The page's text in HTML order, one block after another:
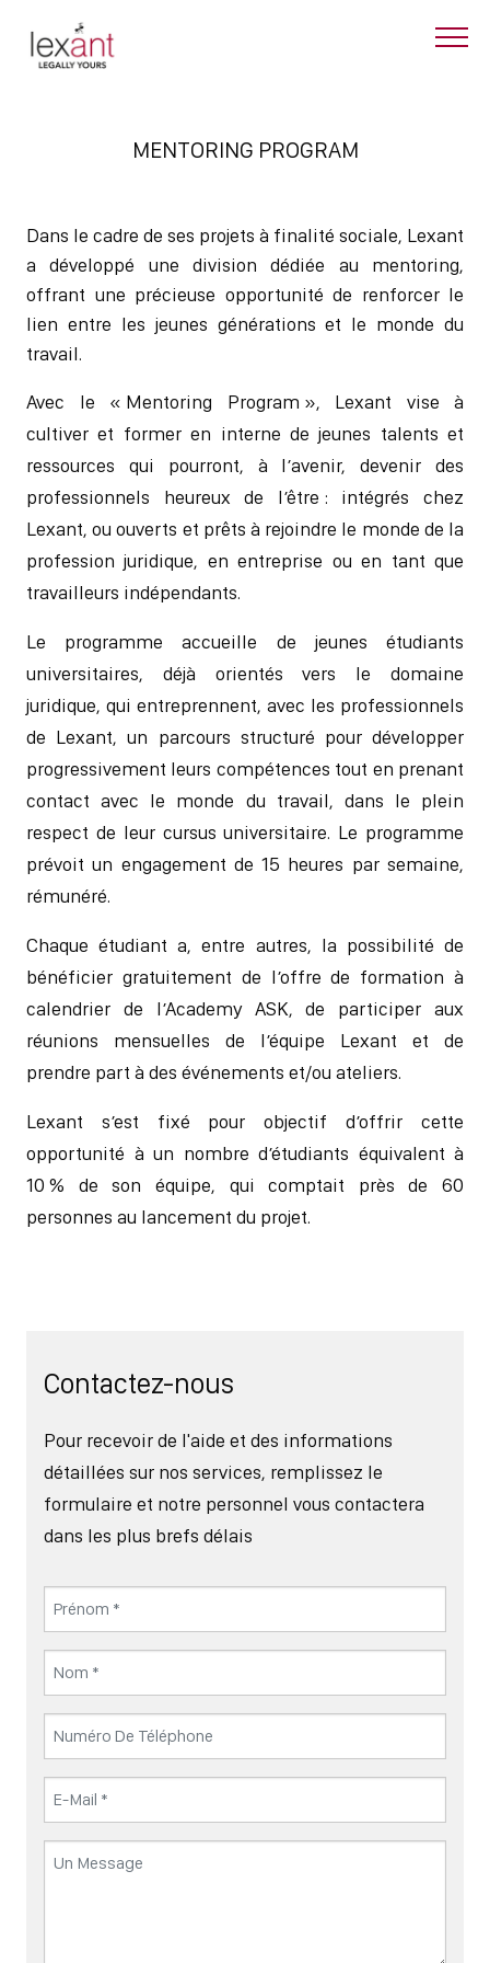
MENTORING PROGRAM
Dans le cadre de ses projets à finalité sociale, Lexant
a développé une division dédiée au mentoring,
offrant une précieuse opportunité de renforcer le
lien entre les jeunes générations et le monde du
travail.
Avec le « Mentoring Program », Lexant vise à
cultiver et former en interne de jeunes talents et
ressources qui pourront, à l’avenir, devenir des
professionnels heureux de l’être : intégrés chez
Lexant, ou ouverts et prêts à rejoindre le monde de la
profession juridique, en entreprise ou en tant que
travailleurs indépendants.
Le programme accueille de jeunes étudiants
universitaires, déjà orientés vers le domaine
juridique, qui entreprennent, avec les professionnels
de Lexant, un parcours structuré pour développer
progressivement leurs compétences tout en prenant
contact avec le monde du travail, dans le plein
respect de leur cursus universitaire. Le programme
prévoit un engagement de 15 heures par semaine,
rémunéré.
Chaque étudiant a, entre autres, la possibilité de
bénéficier gratuitement de l’offre de formation à
calendrier de l’Academy ASK, de participer aux
réunions mensuelles de l’équipe Lexant et de
prendre part à des événements et/ou ateliers.
Lexant s’est fixé pour objectif d’offrir cette
opportunité à un nombre d’étudiants équivalent à
10 % de son équipe, qui comptait près de 60
personnes au lancement du projet.
Contactez-nous
Pour recevoir de l'aide et des informations
détaillées sur nos services, remplissez le
formulaire et notre personnel vous contactera
dans les plus brefs délais